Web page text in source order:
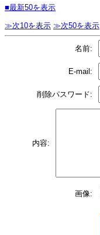
■最新50を表示
≫次10を表示 ≫次50を表示
名前:
E-mail:
削除パスワード:
内容:
画像: